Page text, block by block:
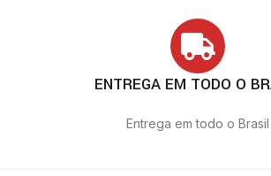
ENTREGA EM TODO O
Entrega em todo o Brasil